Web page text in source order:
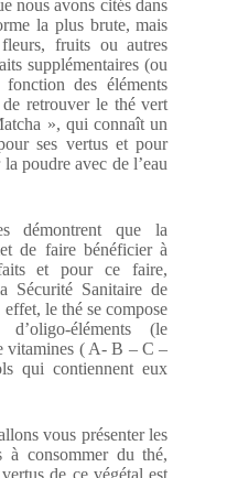
nous avons cités dans
la plus brute, mais
fleurs, fruits ou autres
supplémentaires (ou
des éléments
retrouver le thé vert
», qui connaît un
ses vertus et pour
poudre avec de l’eau
démontrent que la
de faire bénéficier à
et pour ce faire,
Sécurité Sanitaire de
le thé se compose
éléments (le
vitamines ( A- B – C –
qui contiennent eux
vous présenter les
à consommer du thé,
de ce végétal est